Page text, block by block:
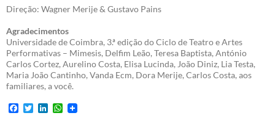
Direção: Wagner Merije & Gustavo Pains
Agradecimentos
Universidade de Coimbra, 3.ª edição do Ciclo de Teatro e Artes
Performativas – Mimesis, Delfim Leão, Teresa Baptista, António
Carlos Cortez, Aurelino Costa, Elisa Lucinda, João Diniz, Lia Testa,
Maria João Cantinho, Vanda Ecm, Dora Merije, Carlos Costa, aos
familiares, a você.
F
T
W